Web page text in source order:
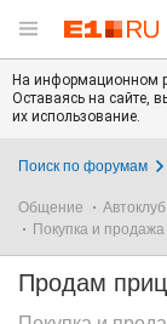
На информационном
Оставаясь на сайте,
их использование.
Поиск по форумам
Общение Автоклуб
Покупка и
Продам